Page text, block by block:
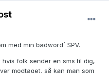
med min badword´ SPV.
folk sender en sms til dig,
modtaget, så kan man som